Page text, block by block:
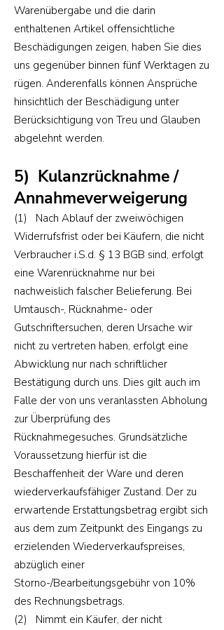
Warenübergabe und die darin
enthaltenen Artikel offensichtliche
Beschädigungen zeigen, haben Sie dies
uns gegenüber binnen fünf Werktagen zu
rügen. Anderenfalls können Ansprüche
hinsichtlich der Beschädigung unter
Berücksichtigung von Treu und Glauben
abgelehnt werden.
5) Kulanzrücknahme /
Annahmeverweigerung
(1) Nach Ablauf der zweiwöchigen
Widerrufsfrist oder bei Käufern, die nicht
Verbraucher i.S.d. § 13 BGB sind, erfolgt
eine Warenrücknahme nur bei
nachweislich falscher Belieferung. Bei
Umtausch-, Rücknahme- oder
Gutschriftersuchen, deren Ursache wir
nicht zu vertreten haben, erfolgt eine
Abwicklung nur nach schriftlicher
Bestätigung durch uns. Dies gilt auch im
Falle der von uns veranlassten Abholung
zur Überprüfung des
Rücknahmegesuches. Grundsätzliche
Voraussetzung hierfür ist die
Beschaffenheit der Ware und deren
wiederverkaufsfähiger Zustand. Der zu
erwartende Erstattungsbetrag ergibt sich
aus dem zum Zeitpunkt des Eingangs zu
erzielenden Wiederverkaufspreises,
abzüglich einer
Storno-/Bearbeitungsgebühr von 10%
des Rechnungsbetrags.
(2) Nimmt ein Käufer, der nicht